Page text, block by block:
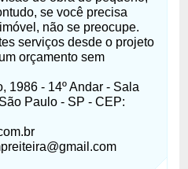
se você precisa
não se preocupe.
serviços desde o projeto
orçamento sem
1986 - 14º Andar - Sala
Paulo - SP - CEP: